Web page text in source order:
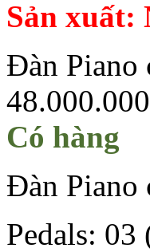
Sản xuất:
Đàn Piano
Có hàng
Đàn Piano
Pedals: 03